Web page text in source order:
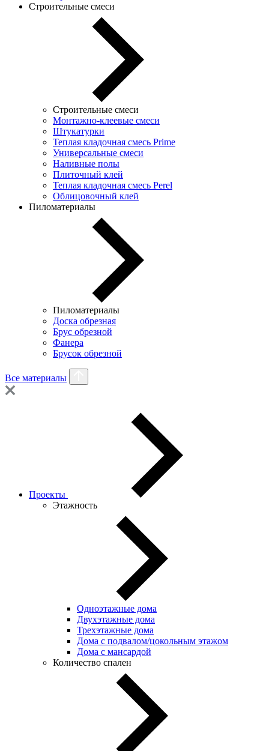
Строительные смеси
Строительные смеси
Монтажно-клеевые смеси
Штукатурки
Теплая кладочная смесь Prime
Универсальные смеси
Наливные полы
Плиточный клей
Теплая кладочная смесь Perel
Облицовочный клей
Пиломатериалы
Пиломатериалы
Доска обрезная
Брус обрезной
Фанера
Брусок обрезной
Все материалы
Проекты
Этажность
Одноэтажные дома
Двухэтажные дома
Трехэтажные дома
Дома с подвалом/цокольным этажом
Дома с мансардой
Количество спален